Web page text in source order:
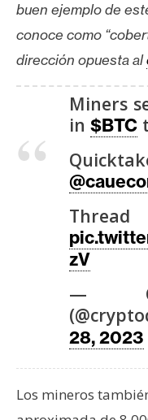
C
o
n
t
a
d
buen ejemplo de
conoce como
dirección opuesta al
Miners
in $BTC
zV
—
28, 2023
Los mineros